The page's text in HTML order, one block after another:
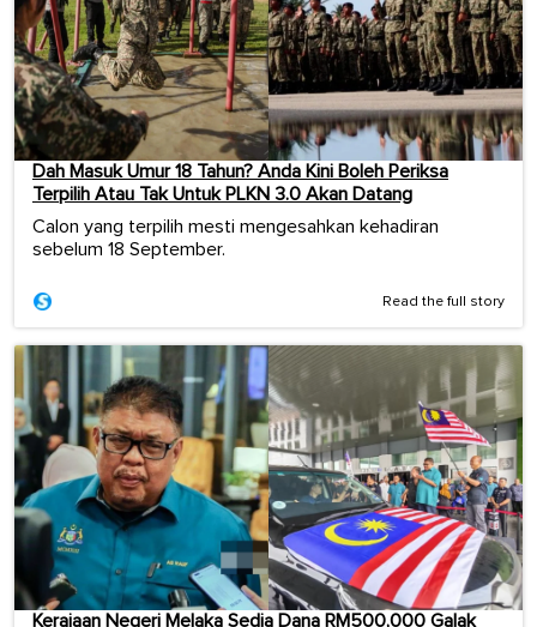
Dah Masuk Umur 18 Tahun? Anda Kini Boleh Periksa
Terpilih Atau Tak Untuk PLKN 3.0 Akan Datang
Calon yang terpilih mesti mengesahkan kehadiran
sebelum 18 September.
Read the full story
Kerajaan Negeri Melaka Sedia Dana RM500,000 Galak